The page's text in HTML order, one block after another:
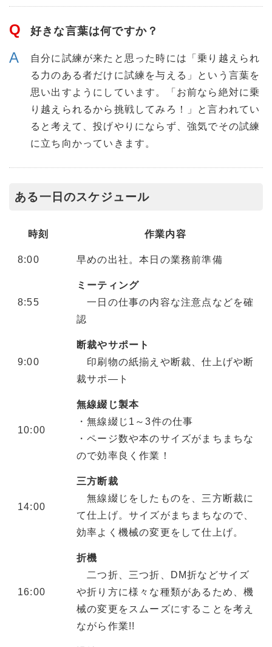
好きな言葉は何ですか？
自分に試練が来たと思った時には「乗り越えられ
る力のある者だけに試練を与える」という言葉を
思い出すようにしています。「お前なら絶対に乗
り越えられるから挑戦してみろ！」と言われてい
ると考えて、投げやりにならず、強気でその試練
に立ち向かっていきます。
ある一日のスケジュール
時刻 作業内容
8:00 早めの出社。本日の業務前準備
8:55
ミーティング
一日の仕事の内容な注意点などを確
認
9:00
断裁やサポート
印刷物の紙揃えや断裁、仕上げや断
裁サポ―ト
10:00
無線綴じ製本
・無線綴じ1～3件の仕事
・ページ数や本のサイズがまちまちな
ので効率良く作業！
14:00
三方断裁
無線綴じをしたものを、三方断裁に
て仕上げ。サイズがまちまちなので、
効率よく機械の変更をして仕上げ。
16:00
折機
二つ折、三つ折、DM折などサイズ
や折り方に様々な種類があるため、機
械の変更をスムーズにすることを考え
ながら作業!!